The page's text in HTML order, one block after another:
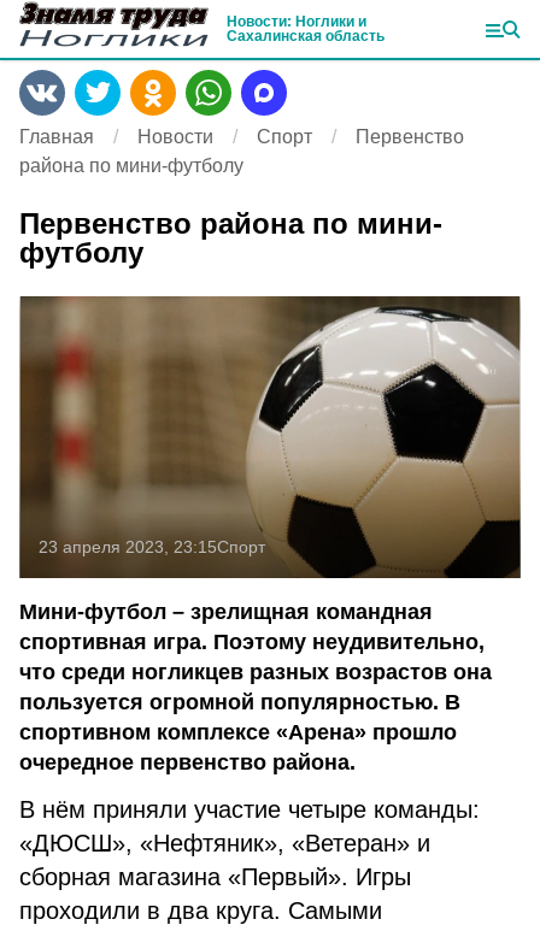
Новости: Ноглики и
Сахалинская область
Главная Новости Спорт
Первенство
района по мини-футболу
Первенство района по мини-
футболу
23 апреля 2023, 23:15Спорт
Мини-футбол – зрелищная командная
спортивная игра. Поэтому неудивительно,
что среди ногликцев разных возрастов она
пользуется огромной популярностью. В
спортивном комплексе «Арена» прошло
очередное первенство района.
В нём приняли участие четыре команды:
«ДЮСШ», «Нефтяник», «Ветеран» и
сборная магазина «Первый». Игры
проходили в два круга. Самыми